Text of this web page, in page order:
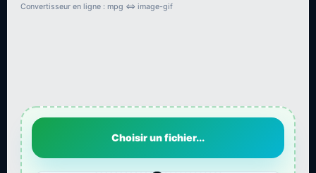
Convertisseur en ligne : mpg ⇔ image-gif
Choisir un fichier...